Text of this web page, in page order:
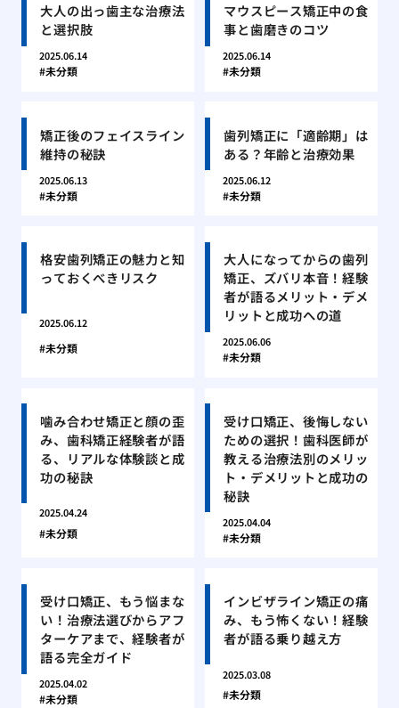
大人の出っ歯主な治療法
と選択肢
2025.06.14
未分類
マウスピース矯正中の食
事と歯磨きのコツ
2025.06.14
未分類
矯正後のフェイスライン
維持の秘訣
2025.06.13
未分類
歯列矯正に「適齢期」は
ある？年齢と治療効果
2025.06.12
未分類
格安歯列矯正の魅力と知
っておくべきリスク
2025.06.12
未分類
大人になってからの歯列
矯正、ズバリ本音！経験
者が語るメリット・デメ
リットと成功への道
2025.06.06
未分類
噛み合わせ矯正と顔の歪
み、歯科矯正経験者が語
る、リアルな体験談と成
功の秘訣
2025.04.24
未分類
受け口矯正、後悔しない
ための選択！歯科医師が
教える治療法別のメリッ
ト・デメリットと成功の
秘訣
2025.04.04
未分類
受け口矯正、もう悩まな
い！治療法選びからアフ
ターケアまで、経験者が
語る完全ガイド
2025.04.02
未分類
インビザライン矯正の痛
み、もう怖くない！経験
者が語る乗り越え方
2025.03.08
未分類